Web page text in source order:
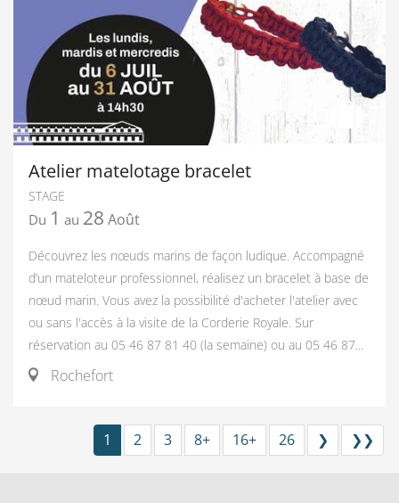
Atelier matelotage bracelet
STAGE
Du 1 au 28 Août
Découvrez les nœuds marins de façon ludique. Accompagné
d’un mateloteur professionnel, réalisez un bracelet à base de
nœud marin. Vous avez la possibilité d'acheter l'atelier avec
ou sans l'accès à la visite de la Corderie Royale. Sur
réservation au 05 46 87 81 40 (la semaine) ou au 05 46 87...
Rochefort
1 2 3 8+ 16+ 26 ❯ ❯❯